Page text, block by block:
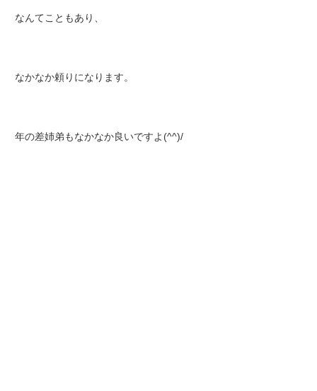
なんてこともあり、
なかなか頼りになります。
年の差姉弟もなかなか良いですよ(^^)/